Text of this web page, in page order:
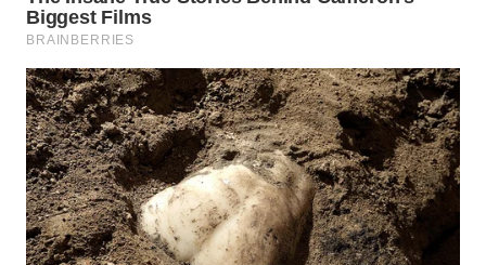
WN
WN
PURWAKARTA
WN
PRIANGAN
TIMUR